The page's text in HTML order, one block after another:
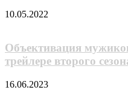
10.05.2022
Объективация
трейлере второго
16.06.2023